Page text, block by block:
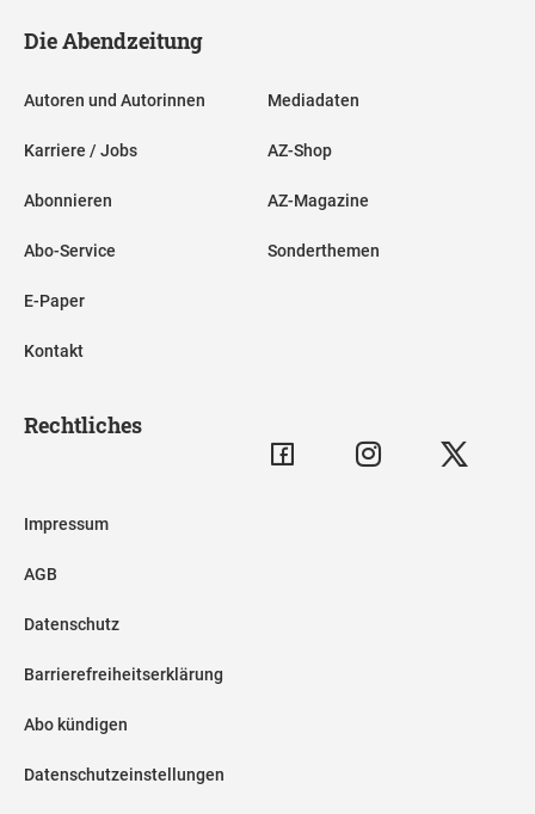
Die Abendzeitung
Autoren und Autorinnen
Karriere / Jobs
Abonnieren
Abo-Service
E-Paper
Kontakt
Mediadaten
AZ-Shop
AZ-Magazine
Sonderthemen
Rechtliches
Impressum
AGB
Datenschutz
Barrierefreiheitserklärung
Abo kündigen
Datenschutzeinstellungen